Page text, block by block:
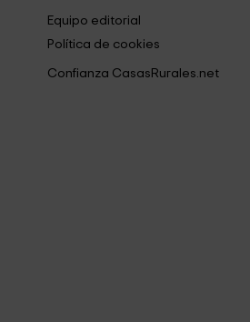
Equipo editorial
Política de cookies
Confianza CasasRurales.net